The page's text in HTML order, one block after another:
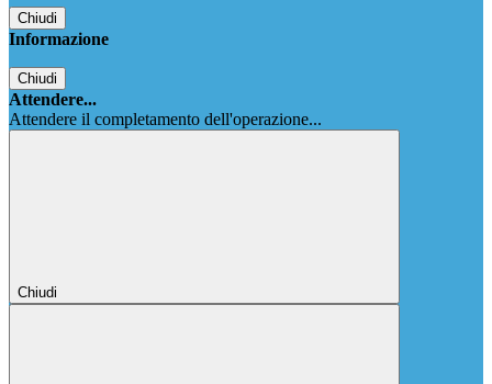
Chiudi
Informazione
Chiudi
Attendere...
Attendere il completamento dell'operazione...
Chiudi